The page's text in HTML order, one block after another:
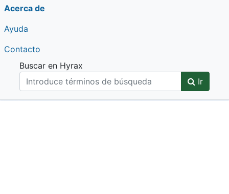
Acerca de
Ayuda
Contacto
Buscar en Hyrax
Ir